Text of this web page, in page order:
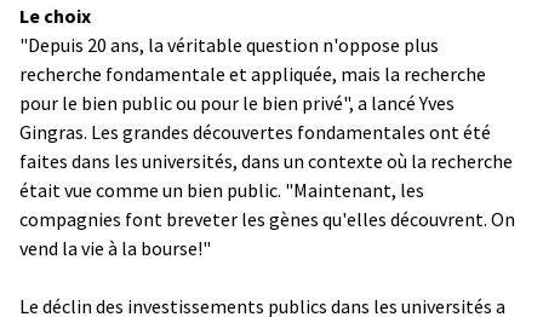
Le choix
"Depuis 20 ans, la véritable question n'oppose plus
recherche fondamentale et appliquée, mais la recherche
pour le bien public ou pour le bien privé", a lancé Yves
Gingras. Les grandes découvertes fondamentales ont été
faites dans les universités, dans un contexte où la recherche
était vue comme un bien public. "Maintenant, les
compagnies font breveter les gènes qu'elles découvrent. On
vend la vie à la bourse!"
Le déclin des investissements publics dans les universités a